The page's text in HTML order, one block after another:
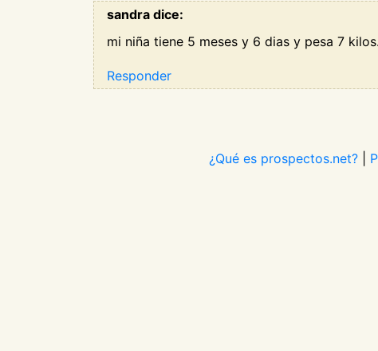
sandra dice:
mi niña tiene 5 meses y 6 dias y pesa 7
Responder
¿Qué es prospectos.net?|